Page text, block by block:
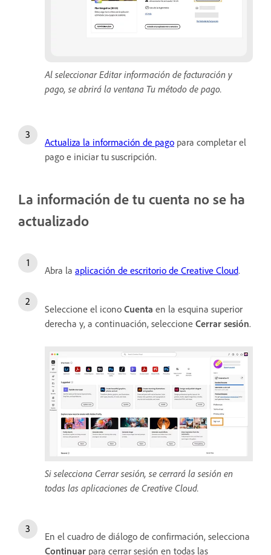
Al seleccionar Editar información de facturación y
pago, se abrirá la ventana Tu método de pago.
Actualiza la información de pago para completar el
pago e iniciar tu suscripción.
La información de tu cuenta no se ha
actualizado
Abra la aplicación de escritorio de Creative Cloud.
Seleccione el icono Cuenta en la esquina superior
derecha y, a continuación, seleccione Cerrar sesión.
Si selecciona Cerrar sesión, se cerrará la sesión en
todas las aplicaciones de Creative Cloud.
En el cuadro de diálogo de confirmación, selecciona
Continuar para cerrar sesión en todas las